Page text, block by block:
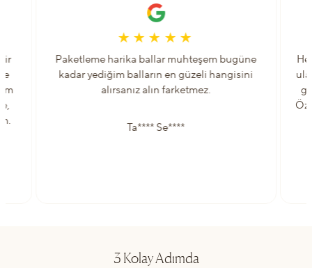
Paketleme harika ballar muhteşem bugüne
kadar yediğim balların en güzeli hangisini
alırsanız alın farketmez.
Ta**** Se****
3 Kolay Adımda